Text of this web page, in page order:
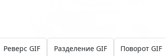
Реверс GIF Разделение GIF Поворот GIF